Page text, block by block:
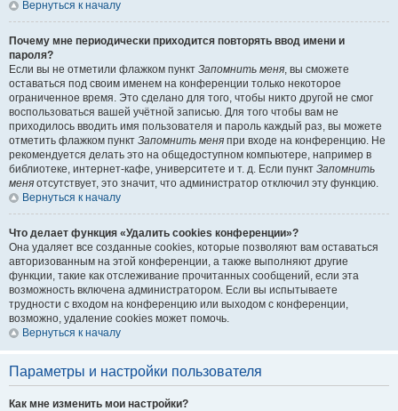
Вернуться к началу
Почему мне периодически приходится повторять ввод имени и
пароля?
Если вы не отметили флажком пункт Запомнить меня, вы сможете
оставаться под своим именем на конференции только некоторое
ограниченное время. Это сделано для того, чтобы никто другой не смог
воспользоваться вашей учётной записью. Для того чтобы вам не
приходилось вводить имя пользователя и пароль каждый раз, вы можете
отметить флажком пункт Запомнить меня при входе на конференцию. Не
рекомендуется делать это на общедоступном компьютере, например в
библиотеке, интернет-кафе, университете и т. д. Если пункт Запомнить
меня отсутствует, это значит, что администратор отключил эту функцию.
Вернуться к началу
Что делает функция «Удалить cookies конференции»?
Она удаляет все созданные cookies, которые позволяют вам оставаться
авторизованным на этой конференции, а также выполняют другие
функции, такие как отслеживание прочитанных сообщений, если эта
возможность включена администратором. Если вы испытываете
трудности с входом на конференцию или выходом с конференции,
возможно, удаление cookies может помочь.
Вернуться к началу
Параметры и настройки пользователя
Как мне изменить мои настройки?